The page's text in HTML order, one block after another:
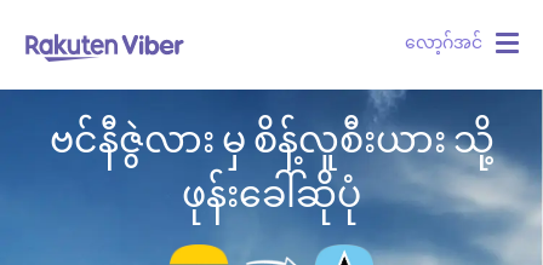
လော့ဂ်အင်
ဗင်နီဇွဲလား မှ စိန့်လူစီးယား သို့
ဖုန်းခေါ်ဆိုပုံ